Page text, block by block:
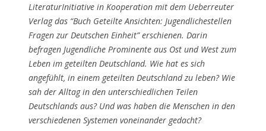
LiteraturInitiative in Kooperation mit dem Ueberreuter
Verlag das “Buch Geteilte Ansichten: Jugendlichestellen
Fragen zur Deutschen Einheit” erschienen. Darin
befragen Jugendliche Prominente aus Ost und West zum
Leben im geteilten Deutschland. Wie hat es sich
angefühlt, in einem geteilten Deutschland zu leben? Wie
sah der Alltag in den unterschiedlichen Teilen
Deutschlands aus? Und was haben die Menschen in den
verschiedenen Systemen voneinander gedacht?